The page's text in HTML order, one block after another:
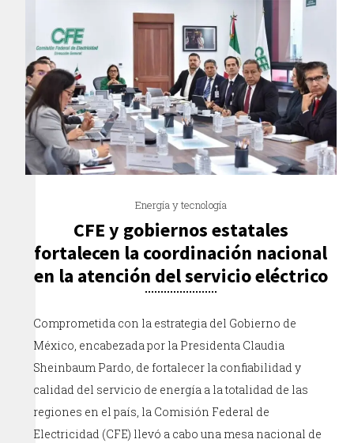
Energía y tecnología
CFE y gobiernos estatales
fortalecen la coordinación nacional
en la atención del servicio eléctrico
Comprometida con la estrategia del Gobierno de
México, encabezada por la Presidenta Claudia
Sheinbaum Pardo, de fortalecer la confiabilidad y
calidad del servicio de energía a la totalidad de las
regiones en el país, la Comisión Federal de
Electricidad (CFE) llevó a cabo una mesa nacional de